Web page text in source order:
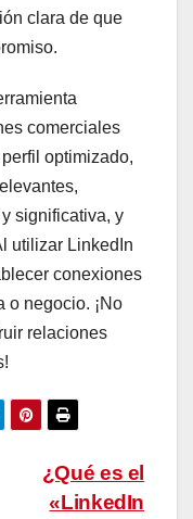
clara de que
comerciales
optimizado,
significativa, y
utilizar LinkedIn
conexiones
o negocio. ¡No
relaciones
¿Qué es el
«LinkedIn